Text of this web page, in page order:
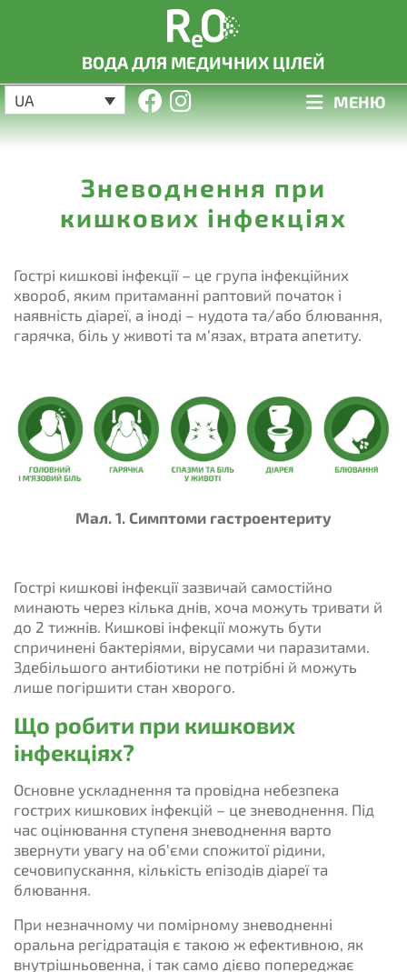
ВОДА ДЛЯ МЕДИЧНИХ ЦІЛЕЙ
UA МЕНЮ
Зневоднення при
кишкових інфекціях
Гострі кишкові інфекції – це група інфекційних
хвороб, яким притаманні раптовий початок і
наявність діареї, а іноді – нудота та/або блювання,
гарячка, біль у животі та м’язах, втрата апетиту.
Мал. 1. Симптоми гастроентериту
Гострі кишкові інфекції зазвичай самостійно
минають через кілька днів, хоча можуть тривати й
до 2 тижнів. Кишкові інфекції можуть бути
спричинені бактеріями, вірусами чи паразитами.
Здебільшого антибіотики не потрібні й можуть
лише погіршити стан хворого.
Що робити при кишкових
інфекціях?
Основне ускладнення та провідна небезпека
гострих кишкових інфекцій – це зневоднення. Під
час оцінювання ступеня зневоднення варто
звернути увагу на об’єми спожитої рідини,
сечовипускання, кількість епізодів діареї та
блювання.
При незначному чи помірному зневодненні
оральна регідратація є такою ж ефективною, як
внутрішньовенна, і так само дієво попереджає